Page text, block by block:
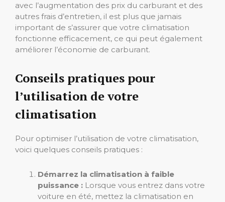
avec l’augmentation des prix du carburant et des
autres frais d’entretien, il est plus que jamais
important de s’assurer que votre climatisation
fonctionne efficacement, ce qui peut également
améliorer l’économie de carburant.
Conseils pratiques pour
l’utilisation de votre
climatisation
Pour optimiser l’utilisation de votre climatisation,
voici quelques conseils pratiques :
Démarrez la climatisation à faible
puissance : Lorsque vous entrez dans votre
voiture en été, mettez la climatisation en